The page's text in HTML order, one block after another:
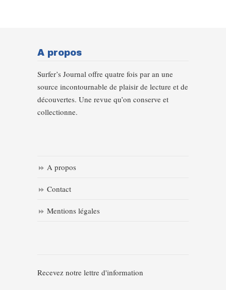
A propos
Surfer’s Journal offre quatre fois par an une
source incontournable de plaisir de lecture et de
découvertes. Une revue qu’on conserve et
collectionne.
A propos
Contact
Mentions légales
Recevez notre lettre d'information